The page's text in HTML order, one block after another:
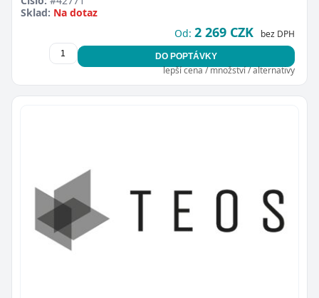
Sklad: Na dotaz
Od: 2 269 CZK bez DPH
DO POPTÁVKY
lepší cena / množství / alternativy